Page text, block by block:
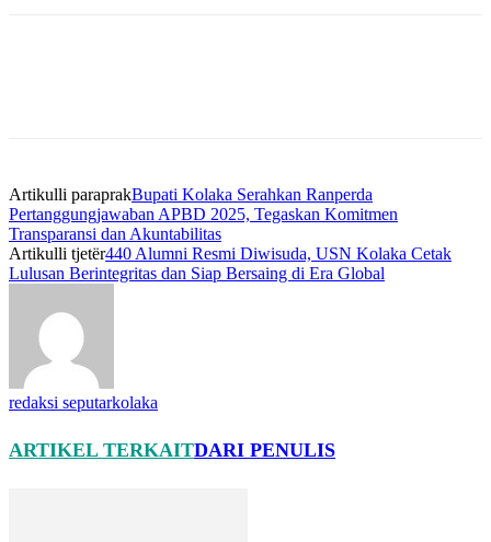
Artikulli paraprakBupati Kolaka Serahkan Ranperda
Pertanggungjawaban APBD 2025, Tegaskan Komitmen
Transparansi dan Akuntabilitas
Artikulli tjetër440 Alumni Resmi Diwisuda, USN Kolaka Cetak
Lulusan Berintegritas dan Siap Bersaing di Era Global
redaksi seputarkolaka
ARTIKEL TERKAITDARI PENULIS